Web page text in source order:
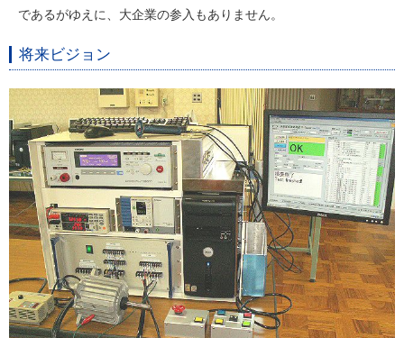
であるがゆえに、大企業の参入もありません。
将来ビジョン